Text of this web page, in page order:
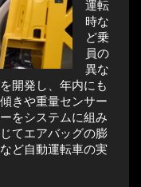
運転
時な
ど乗
員の
異な
開発し、年内にも
きや重量センサー
をシステムに組み
てエアバッグの膨
ど自動運転車の実